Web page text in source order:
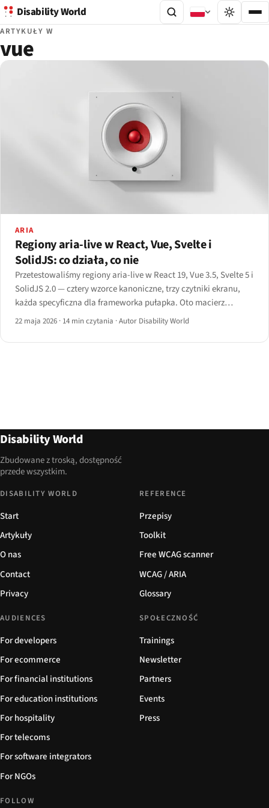
Disability World
ARTYKUŁY W
vue
ARIA
Regiony aria-live w React, Vue, Svelte i
SolidJS: co działa, co nie
Przetestowaliśmy regiony aria-live w React 19, Vue 3.5, Svelte 5 i
SolidJS 2.0 — cztery wzorce kanoniczne, trzy czytniki ekranu,
każda specyficzna dla frameworka pułapka. Oto macierz
zachowań, kod dobry i zły oraz instrukcja postępowania.
22 maja 2026 · 14 min czytania ·Autor Disability World
Disability World
Zbudowane z troską, dostępność
przede wszystkim.
DISABILITY WORLD
Start
Artykuły
O nas
Contact
Privacy
REFERENCE
Przepisy
Toolkit
Free WCAG scanner
WCAG / ARIA
Glossary
AUDIENCES
For developers
For ecommerce
For financial institutions
For education institutions
For hospitality
For telecoms
For software integrators
For NGOs
SPOŁECZNOŚĆ
Trainings
Newsletter
Partners
Events
Press
FOLLOW